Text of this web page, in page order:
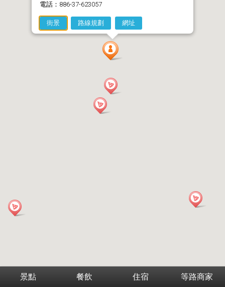
景點 餐飲 住宿 等路商家
電話：886-37-623057
街景 路線規劃 網址